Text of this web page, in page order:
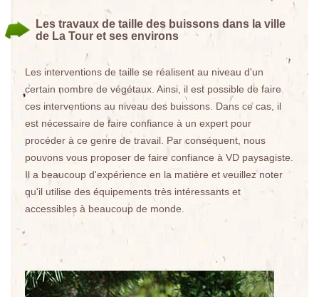
Les travaux de taille des buissons dans la ville
de La Tour et ses environs
Les interventions de taille se réalisent au niveau d'un
certain nombre de végétaux. Ainsi, il est possible de faire
ces interventions au niveau des buissons. Dans ce cas, il
est nécessaire de faire confiance à un expert pour
procéder à ce genre de travail. Par conséquent, nous
pouvons vous proposer de faire confiance à VD paysagiste.
Il a beaucoup d'expérience en la matière et veuillez noter
qu'il utilise des équipements très intéressants et
accessibles à beaucoup de monde.